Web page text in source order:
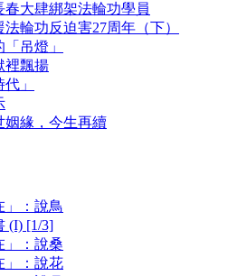
春大肆綁架法輪功學員
輪功反迫害27周年（下）
吊燈」
裡飄揚
」
姻緣，今生再續
」：說鳥
(I) [1/3]
」：說桑
」：說花